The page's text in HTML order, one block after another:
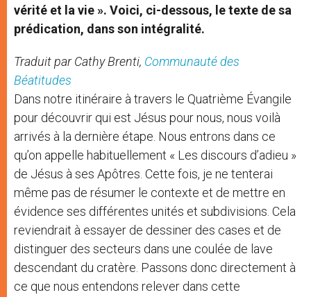
vérité et la vie ». Voici, ci-dessous, le texte de sa
prédication, dans son intégralité.
Traduit par Cathy Brenti, Communauté des
Béatitudes
Dans notre itinéraire à travers le Quatrième Évangile
pour découvrir qui est Jésus pour nous, nous voilà
arrivés à la dernière étape. Nous entrons dans ce
qu’on appelle habituellement « Les discours d’adieu »
de Jésus à ses Apôtres. Cette fois, je ne tenterai
même pas de résumer le contexte et de mettre en
évidence ses différentes unités et subdivisions. Cela
reviendrait à essayer de dessiner des cases et de
distinguer des secteurs dans une coulée de lave
descendant du cratère. Passons donc directement à
ce que nous entendons relever dans cette